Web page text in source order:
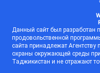
Данный сайт был разработан
продовольственной
сайта принадлежат Агентству
охраны окружающей среды
Таджикистан и не отражают